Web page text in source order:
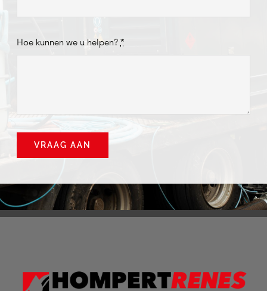
Hoe kunnen we u helpen? *
VRAAG AAN